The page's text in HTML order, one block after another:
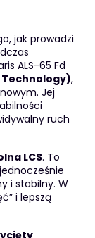
jak prowadzi
ALS-65 Fd
Technology),
Jej
ruch
LCS. To
i stabilny. W
i lepszą